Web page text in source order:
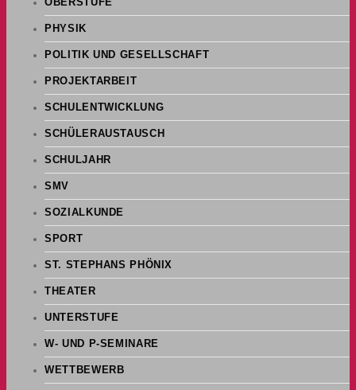
OBERSTUFE
PHYSIK
POLITIK UND GESELLSCHAFT
PROJEKTARBEIT
SCHULENTWICKLUNG
SCHÜLERAUSTAUSCH
SCHULJAHR
SMV
SOZIALKUNDE
SPORT
ST. STEPHANS PHÖNIX
THEATER
UNTERSTUFE
W- UND P-SEMINARE
WETTBEWERB